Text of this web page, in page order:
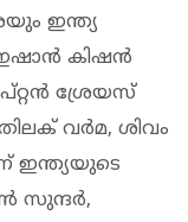
ഇന്ത്യ
ഇഷാന്‍ കിഷന്‍
ശ്രേയസ്
വര്‍മ, ശിവം
ഇന്ത്യയുടെ
സുന്ദര്‍,